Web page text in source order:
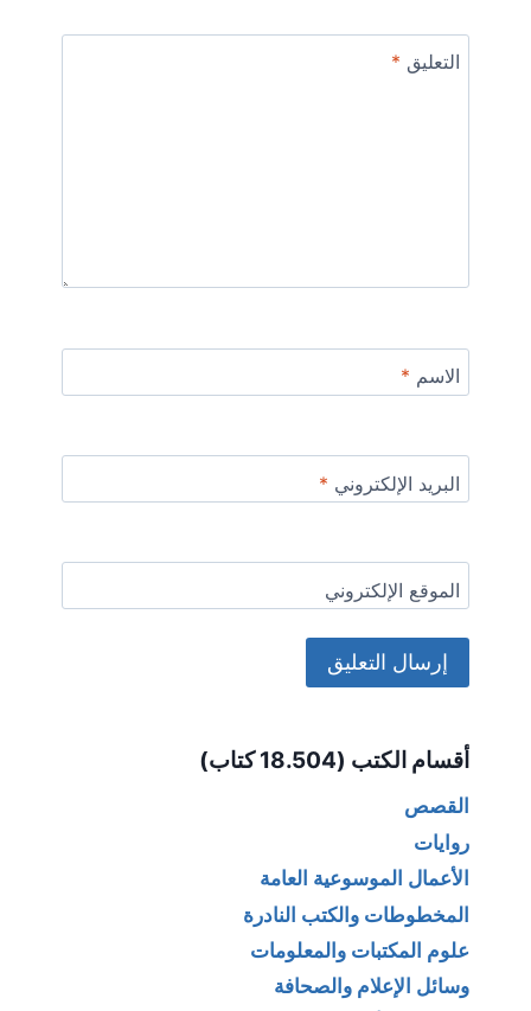
التعليق *
الاسم *
البريد الإلكتروني *
الموقع الإلكتروني
أقسام الكتب (18.504 كتاب)
القصص
روايات
الأعمال الموسوعية العامة
المخطوطات والكتب النادرة
علوم المكتبات والمعلومات
وسائل الإعلام والصحافة